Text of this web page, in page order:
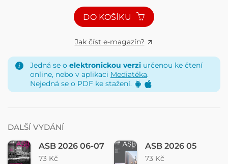
DO KOŠÍKU
Jak číst e-magazín?
Jedná se o elektronickou verzi určenou ke čtení
online, nebo v aplikaci Mediatéka.
Nejedná se o PDF ke stažení.
DALŠÍ VYDÁNÍ
ASB 2026 06-07
73 Kč
ASB 2026 05
73 Kč